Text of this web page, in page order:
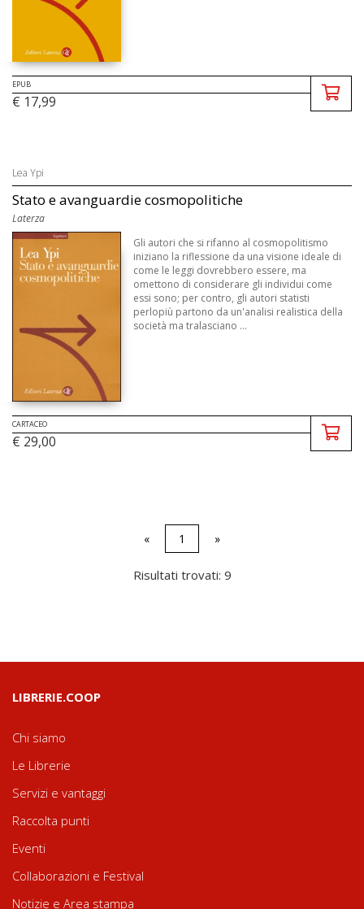
EPUB
€ 17,99
Lea Ypi
Stato e avanguardie cosmopolitiche
Laterza
Gli autori che si rifanno al cosmopolitismo
iniziano la riflessione da una visione ideale di
come le leggi dovrebbero essere, ma
omettono di considerare gli individui come
essi sono; per contro, gli autori statisti
perlopiù partono da un'analisi realistica della
società ma tralasciano ...
CARTACEO
€ 29,00
« 1 »
Risultati trovati: 9
LIBRERIE.COOP
Chi siamo
Le Librerie
Servizi e vantaggi
Raccolta punti
Eventi
Collaborazioni e Festival
Notizie e Area stampa